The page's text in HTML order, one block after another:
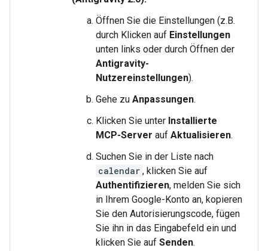
Öffnen Sie die Einstellungen (z.B.
durch Klicken auf Einstellungen
unten links oder durch Öffnen der
Antigravity-
Nutzereinstellungen).
Gehe zu Anpassungen.
Klicken Sie unter Installierte
MCP-Server auf Aktualisieren.
Suchen Sie in der Liste nach
calendar , klicken Sie auf
Authentifizieren, melden Sie sich
in Ihrem Google-Konto an, kopieren
Sie den Autorisierungscode, fügen
Sie ihn in das Eingabefeld ein und
klicken Sie auf Senden.